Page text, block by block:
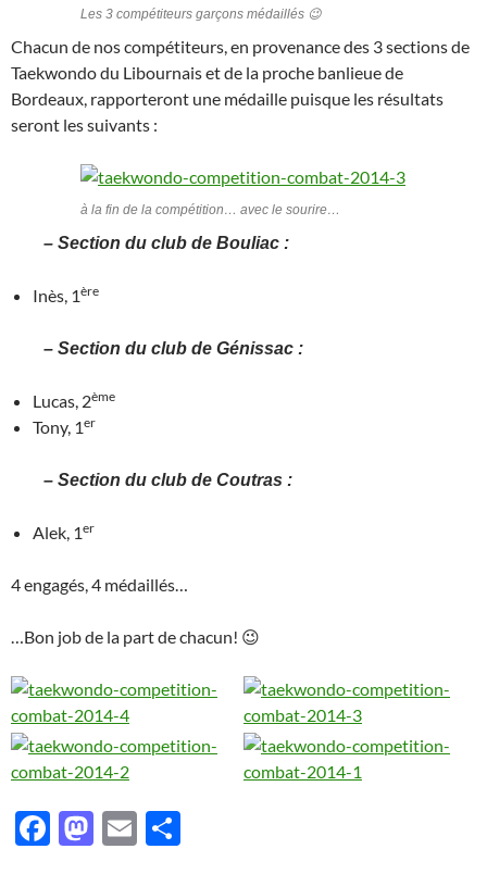
Les 3 compétiteurs garçons médaillés 😉
Chacun de nos compétiteurs, en provenance des 3 sections de
Taekwondo du Libournais et de la proche banlieue de
Bordeaux, rapporteront une médaille puisque les résultats
seront les suivants :
à la fin de la compétition… avec le sourire…
– Section du club de Bouliac :
Inès, 1ère
– Section du club de Génissac :
Lucas, 2ème
Tony, 1er
– Section du club de Coutras :
Alek, 1er
4 engagés, 4 médaillés…
…Bon job de la part de chacun! 😉
F
M E